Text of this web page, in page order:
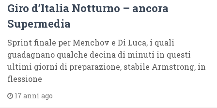
Giro d’Italia Notturno – ancora
Supermedia
Sprint finale per Menchov e Di Luca, i quali
guadagnano qualche decina di minuti in questi
ultimi giorni di preparazione, stabile Armstrong, in
flessione
17 anni ago